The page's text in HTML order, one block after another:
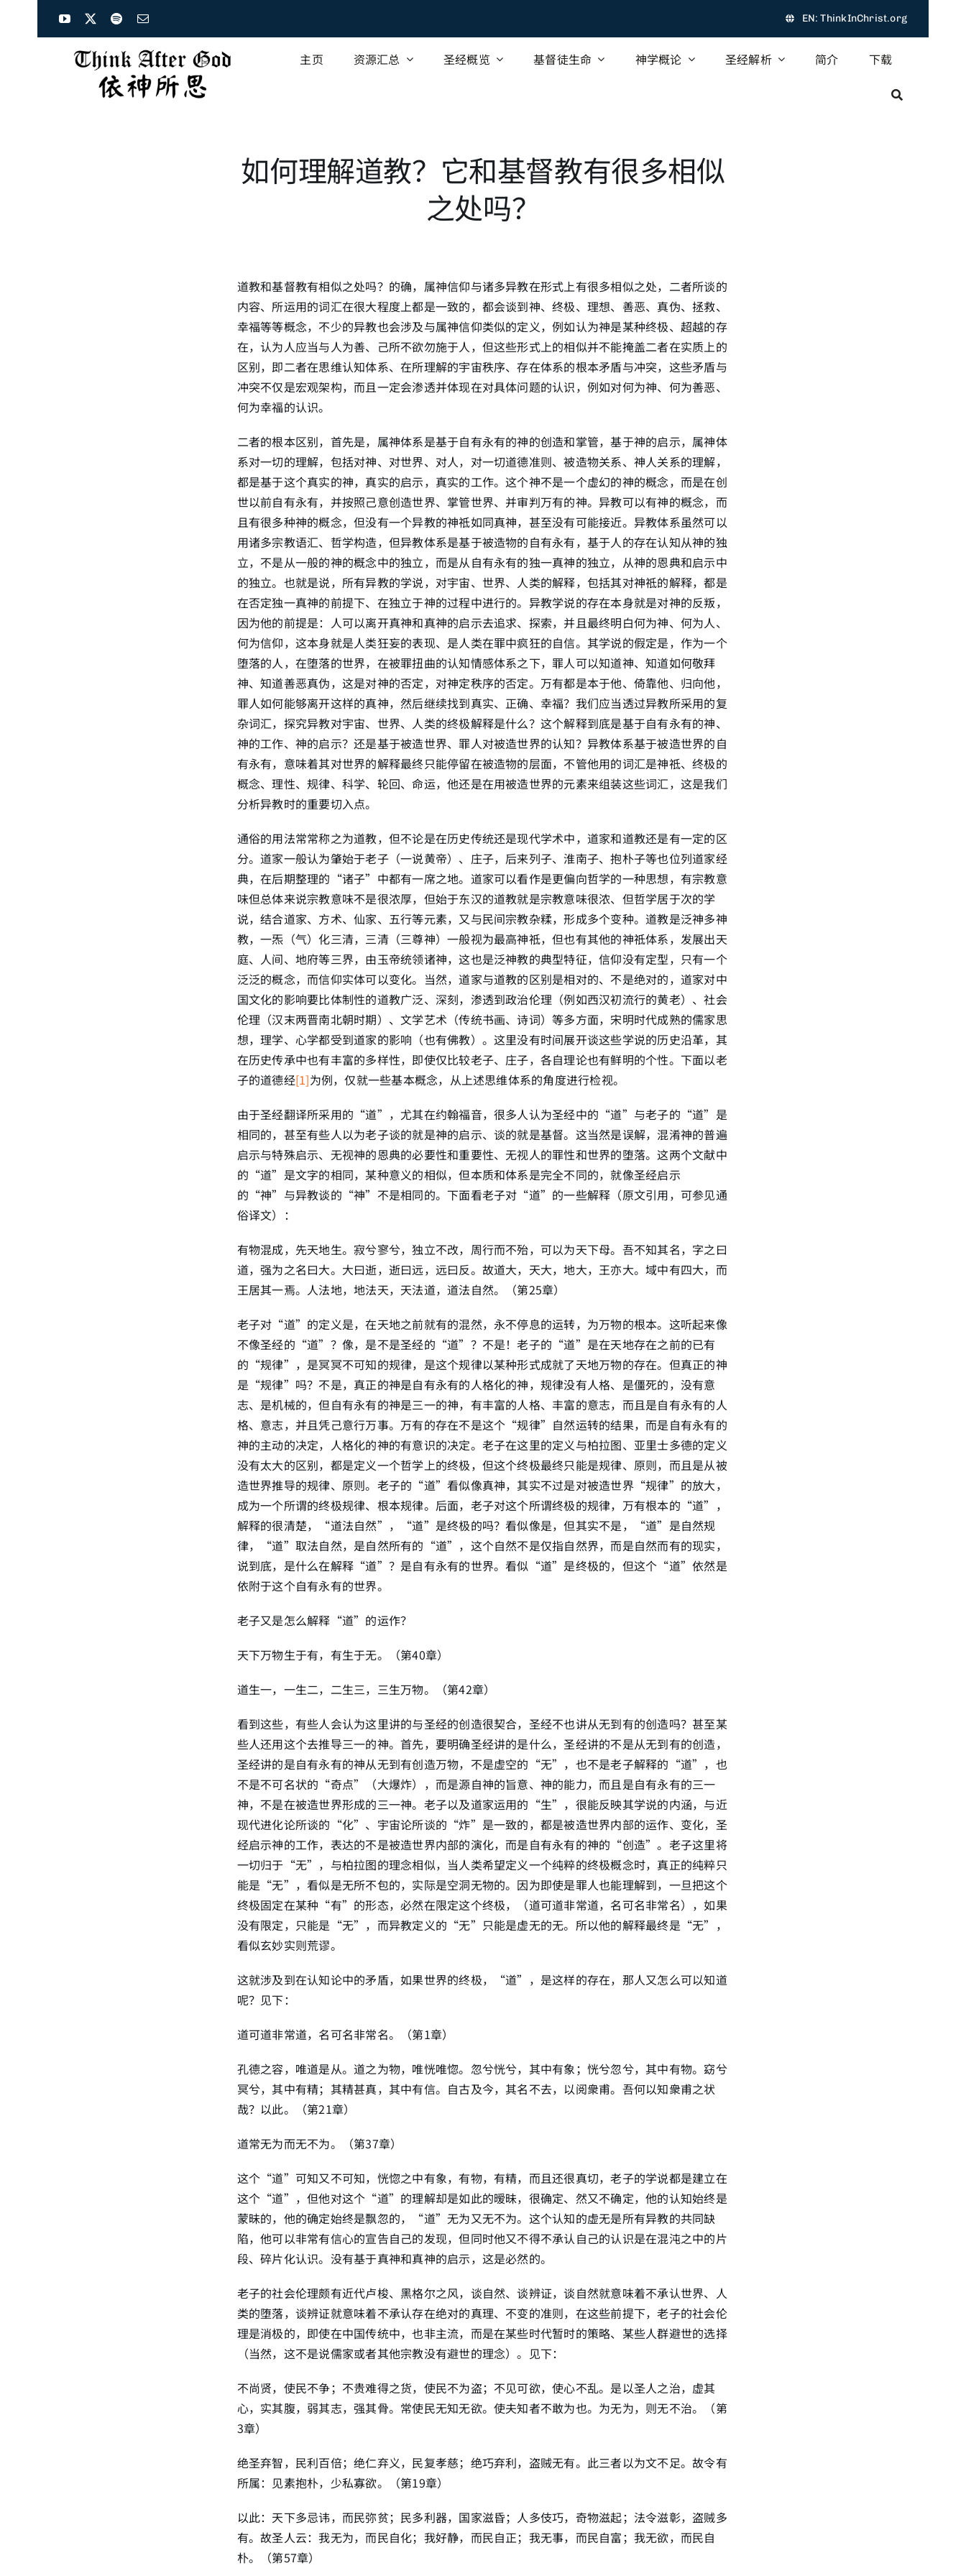
EN: ThinkInChrist.org
主页 资源汇总 圣经概览 基督徒生命 神学概论 圣经解析 简介 下载
如何理解道教？它和基督教有很多相似
之处吗？
道教和基督教有相似之处吗？的确，属神信仰与诸多异教在形式上有很多相似之处，二者所谈的
内容、所运用的词汇在很大程度上都是一致的，都会谈到神、终极、理想、善恶、真伪、拯救、
幸福等等概念，不少的异教也会涉及与属神信仰类似的定义，例如认为神是某种终极、超越的存
在，认为人应当与人为善、己所不欲勿施于人，但这些形式上的相似并不能掩盖二者在实质上的
区别，即二者在思维认知体系、在所理解的宇宙秩序、存在体系的根本矛盾与冲突，这些矛盾与
冲突不仅是宏观架构，而且一定会渗透并体现在对具体问题的认识，例如对何为神、何为善恶、
何为幸福的认识。
二者的根本区别，首先是，属神体系是基于自有永有的神的创造和掌管，基于神的启示，属神体
系对一切的理解，包括对神、对世界、对人，对一切道德准则、被造物关系、神人关系的理解，
都是基于这个真实的神，真实的启示，真实的工作。这个神不是一个虚幻的神的概念，而是在创
世以前自有永有，并按照己意创造世界、掌管世界、并审判万有的神。异教可以有神的概念，而
且有很多种神的概念，但没有一个异教的神祗如同真神，甚至没有可能接近。异教体系虽然可以
用诸多宗教语汇、哲学构造，但异教体系是基于被造物的自有永有，基于人的存在认知从神的独
立，不是从一般的神的概念中的独立，而是从自有永有的独一真神的独立，从神的恩典和启示中
的独立。也就是说，所有异教的学说，对宇宙、世界、人类的解释，包括其对神祗的解释，都是
在否定独一真神的前提下、在独立于神的过程中进行的。异教学说的存在本身就是对神的反叛，
因为他的前提是：人可以离开真神和真神的启示去追求、探索，并且最终明白何为神、何为人、
何为信仰，这本身就是人类狂妄的表现、是人类在罪中疯狂的自信。其学说的假定是，作为一个
堕落的人，在堕落的世界，在被罪扭曲的认知情感体系之下，罪人可以知道神、知道如何敬拜
神、知道善恶真伪，这是对神的否定，对神定秩序的否定。万有都是本于他、倚靠他、归向他，
罪人如何能够离开这样的真神，然后继续找到真实、正确、幸福？我们应当透过异教所采用的复
杂词汇，探究异教对宇宙、世界、人类的终极解释是什么？这个解释到底是基于自有永有的神、
神的工作、神的启示？还是基于被造世界、罪人对被造世界的认知？异教体系基于被造世界的自
有永有，意味着其对世界的解释最终只能停留在被造物的层面，不管他用的词汇是神祗、终极的
概念、理性、规律、科学、轮回、命运，他还是在用被造世界的元素来组装这些词汇，这是我们
分析异教时的重要切入点。
通俗的用法常常称之为道教，但不论是在历史传统还是现代学术中，道家和道教还是有一定的区
分。道家一般认为肇始于老子（一说黄帝）、庄子，后来列子、淮南子、抱朴子等也位列道家经
典，在后期整理的“诸子”中都有一席之地。道家可以看作是更偏向哲学的一种思想，有宗教意
味但总体来说宗教意味不是很浓厚，但始于东汉的道教就是宗教意味很浓、但哲学居于次的学
说，结合道家、方术、仙家、五行等元素，又与民间宗教杂糅，形成多个变种。道教是泛神多神
教，一炁（气）化三清，三清（三尊神）一般视为最高神祗，但也有其他的神祗体系，发展出天
庭、人间、地府等三界，由玉帝统领诸神，这也是泛神教的典型特征，信仰没有定型，只有一个
泛泛的概念，而信仰实体可以变化。当然，道家与道教的区别是相对的、不是绝对的，道家对中
国文化的影响要比体制性的道教广泛、深刻，渗透到政治伦理（例如西汉初流行的黄老）、社会
伦理（汉末两晋南北朝时期）、文学艺术（传统书画、诗词）等多方面，宋明时代成熟的儒家思
想，理学、心学都受到道家的影响（也有佛教）。这里没有时间展开谈这些学说的历史沿革，其
在历史传承中也有丰富的多样性，即使仅比较老子、庄子，各自理论也有鲜明的个性。下面以老
子的道德经[1]为例，仅就一些基本概念，从上述思维体系的角度进行检视。
由于圣经翻译所采用的“道”，尤其在约翰福音，很多人认为圣经中的“道”与老子的“道”是
相同的，甚至有些人以为老子谈的就是神的启示、谈的就是基督。这当然是误解，混淆神的普遍
启示与特殊启示、无视神的恩典的必要性和重要性、无视人的罪性和世界的堕落。这两个文献中
的“道”是文字的相同，某种意义的相似，但本质和体系是完全不同的，就像圣经启示
的“神”与异教谈的“神”不是相同的。下面看老子对“道”的一些解释（原文引用，可参见通
俗译文）：
有物混成，先天地生。寂兮寥兮，独立不改，周行而不殆，可以为天下母。吾不知其名，字之曰
道，强为之名曰大。大曰逝，逝曰远，远曰反。故道大，天大，地大，王亦大。域中有四大，而
王居其一焉。人法地，地法天，天法道，道法自然。（第25章）
老子对“道”的定义是，在天地之前就有的混然，永不停息的运转，为万物的根本。这听起来像
不像圣经的“道”？像，是不是圣经的“道”？不是！老子的“道”是在天地存在之前的已有
的“规律”，是冥冥不可知的规律，是这个规律以某种形式成就了天地万物的存在。但真正的神
是“规律”吗？不是，真正的神是自有永有的人格化的神，规律没有人格、是僵死的，没有意
志、是机械的，但自有永有的神是三一的神，有丰富的人格、丰富的意志，而且是自有永有的人
格、意志，并且凭己意行万事。万有的存在不是这个“规律”自然运转的结果，而是自有永有的
神的主动的决定，人格化的神的有意识的决定。老子在这里的定义与柏拉图、亚里士多德的定义
没有太大的区别，都是定义一个哲学上的终极，但这个终极最终只能是规律、原则，而且是从被
造世界推导的规律、原则。老子的“道”看似像真神，其实不过是对被造世界“规律”的放大，
成为一个所谓的终极规律、根本规律。后面，老子对这个所谓终极的规律，万有根本的“道”，
解释的很清楚，“道法自然”，“道”是终极的吗？看似像是，但其实不是，“道”是自然规
律，“道”取法自然，是自然所有的“道”，这个自然不是仅指自然界，而是自然而有的现实，
说到底，是什么在解释“道”？是自有永有的世界。看似“道”是终极的，但这个“道”依然是
依附于这个自有永有的世界。
老子又是怎么解释“道”的运作？
天下万物生于有，有生于无。（第40章）
道生一，一生二，二生三，三生万物。（第42章）
看到这些，有些人会认为这里讲的与圣经的创造很契合，圣经不也讲从无到有的创造吗？甚至某
些人还用这个去推导三一的神。首先，要明确圣经讲的是什么，圣经讲的不是从无到有的创造，
圣经讲的是自有永有的神从无到有创造万物，不是虚空的“无”，也不是老子解释的“道”，也
不是不可名状的“奇点”（大爆炸），而是源自神的旨意、神的能力，而且是自有永有的三一
神，不是在被造世界形成的三一神。老子以及道家运用的“生”，很能反映其学说的内涵，与近
现代进化论所谈的“化”、宇宙论所谈的“炸”是一致的，都是被造世界内部的运作、变化，圣
经启示神的工作，表达的不是被造世界内部的演化，而是自有永有的神的“创造”。老子这里将
一切归于“无”，与柏拉图的理念相似，当人类希望定义一个纯粹的终极概念时，真正的纯粹只
能是“无”，看似是无所不包的，实际是空洞无物的。因为即使是罪人也能理解到，一旦把这个
终极固定在某种“有”的形态，必然在限定这个终极，（道可道非常道，名可名非常名），如果
没有限定，只能是“无”，而异教定义的“无”只能是虚无的无。所以他的解释最终是“无”，
看似玄妙实则荒谬。
这就涉及到在认知论中的矛盾，如果世界的终极，“道”，是这样的存在，那人又怎么可以知道
呢？见下：
道可道非常道，名可名非常名。（第1章）
孔德之容，唯道是从。道之为物，唯恍唯惚。忽兮恍兮，其中有象；恍兮忽兮，其中有物。窈兮
冥兮，其中有精；其精甚真，其中有信。自古及今，其名不去，以阅衆甫。吾何以知衆甫之状
哉？以此。（第21章）
道常无为而无不为。（第37章）
这个“道”可知又不可知，恍惚之中有象，有物，有精，而且还很真切，老子的学说都是建立在
这个“道”，但他对这个“道”的理解却是如此的暧昧，很确定、然又不确定，他的认知始终是
蒙昧的，他的确定始终是飘忽的，“道”无为又无不为。这个认知的虚无是所有异教的共同缺
陷，他可以非常有信心的宣告自己的发现，但同时他又不得不承认自己的认识是在混沌之中的片
段、碎片化认识。没有基于真神和真神的启示，这是必然的。
老子的社会伦理颇有近代卢梭、黑格尔之风，谈自然、谈辨证，谈自然就意味着不承认世界、人
类的堕落，谈辨证就意味着不承认存在绝对的真理、不变的准则，在这些前提下，老子的社会伦
理是消极的，即使在中国传统中，也非主流，而是在某些时代暂时的策略、某些人群避世的选择
（当然，这不是说儒家或者其他宗教没有避世的理念）。见下：
不尚贤，使民不争；不贵难得之货，使民不为盗；不见可欲，使心不乱。是以圣人之治，虚其
心，实其腹，弱其志，强其骨。常使民无知无欲。使夫知者不敢为也。为无为，则无不治。（第
3章）
绝圣弃智，民利百倍；绝仁弃义，民复孝慈；绝巧弃利，盗贼无有。此三者以为文不足。故令有
所属：见素抱朴，少私寡欲。（第19章）
以此：天下多忌讳，而民弥贫；民多利器，国家滋昏；人多伎巧，奇物滋起；法令滋彰，盗贼多
有。故圣人云：我无为，而民自化；我好静，而民自正；我无事，而民自富；我无欲，而民自
朴。（第57章）